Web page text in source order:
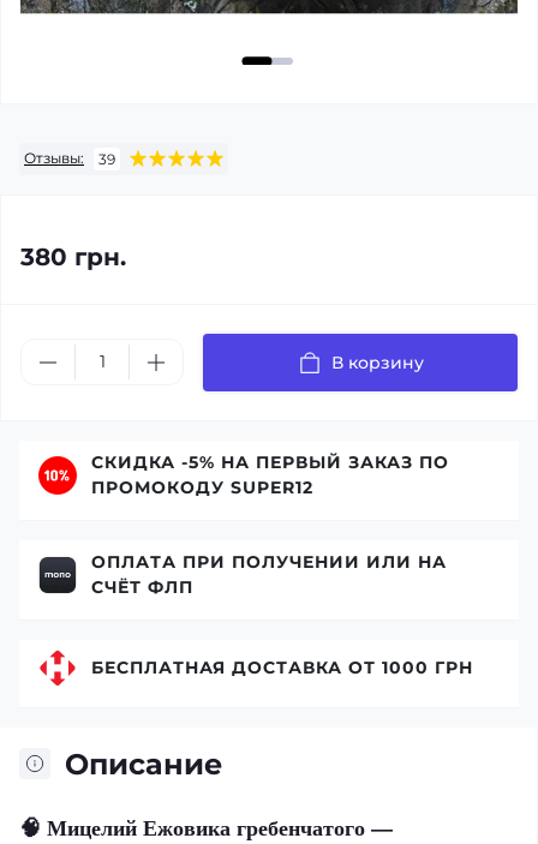
Отзывы: 39
380 грн.
В корзину
Описание
🧠 Мицелий Ежовика гребенчатого —
СКИДКА -5% НА ПЕРВЫЙ ЗАКАЗ ПО
ПРОМОКОДУ SUPER12
ОПЛАТА ПРИ ПОЛУЧЕНИИ ИЛИ НА
СЧЁТ ФЛП
БЕСПЛАТНАЯ ДОСТАВКА ОТ 1000 ГРН